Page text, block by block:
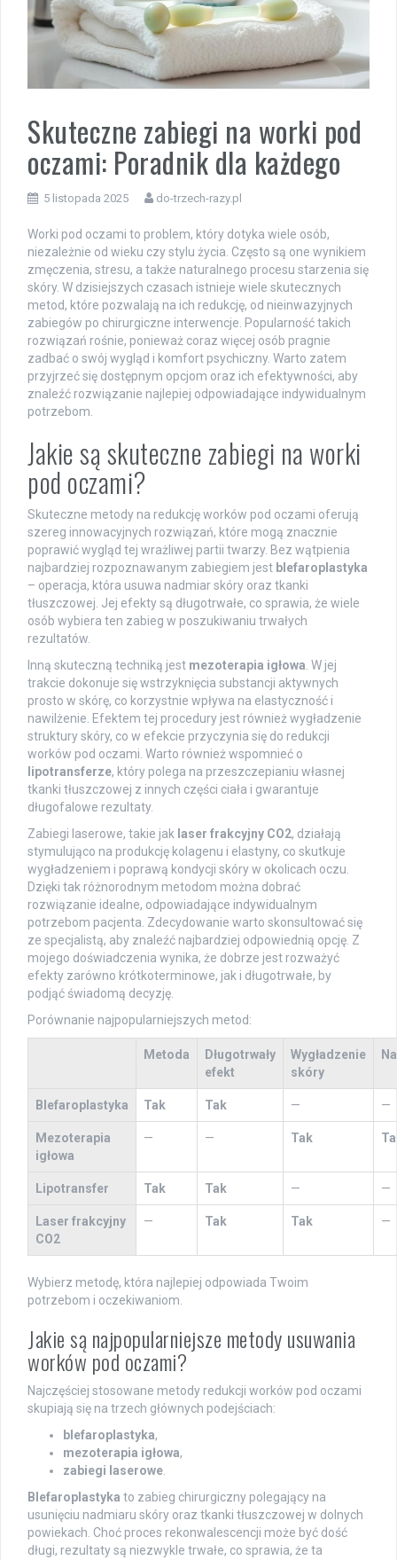
Skuteczne zabiegi na worki pod
oczami: Poradnik dla każdego
5 listopada 2025 do-trzech-razy.pl
Worki pod oczami to problem, który dotyka wiele osób,
niezależnie od wieku czy stylu życia. Często są one wynikiem
zmęczenia, stresu, a także naturalnego procesu starzenia się
skóry. W dzisiejszych czasach istnieje wiele skutecznych
metod, które pozwalają na ich redukcję, od nieinwazyjnych
zabiegów po chirurgiczne interwencje. Popularność takich
rozwiązań rośnie, ponieważ coraz więcej osób pragnie
zadbać o swój wygląd i komfort psychiczny. Warto zatem
przyjrzeć się dostępnym opcjom oraz ich efektywności, aby
znaleźć rozwiązanie najlepiej odpowiadające indywidualnym
potrzebom.
Jakie są skuteczne zabiegi na worki
pod oczami?
Skuteczne metody na redukcję worków pod oczami oferują
szereg innowacyjnych rozwiązań, które mogą znacznie
poprawić wygląd tej wrażliwej partii twarzy. Bez wątpienia
najbardziej rozpoznawanym zabiegiem jest blefaroplastyka
– operacja, która usuwa nadmiar skóry oraz tkanki
tłuszczowej. Jej efekty są długotrwałe, co sprawia, że wiele
osób wybiera ten zabieg w poszukiwaniu trwałych
rezultatów.
Inną skuteczną techniką jest mezoterapia igłowa. W jej
trakcie dokonuje się wstrzyknięcia substancji aktywnych
prosto w skórę, co korzystnie wpływa na elastyczność i
nawilżenie. Efektem tej procedury jest również wygładzenie
struktury skóry, co w efekcie przyczynia się do redukcji
worków pod oczami. Warto również wspomnieć o
lipotransferze, który polega na przeszczepianiu własnej
tkanki tłuszczowej z innych części ciała i gwarantuje
długofalowe rezultaty.
Zabiegi laserowe, takie jak laser frakcyjny CO2, działają
stymulująco na produkcję kolagenu i elastyny, co skutkuje
wygładzeniem i poprawą kondycji skóry w okolicach oczu.
Dzięki tak różnorodnym metodom można dobrać
rozwiązanie idealne, odpowiadające indywidualnym
potrzebom pacjenta. Zdecydowanie warto skonsultować się
ze specjalistą, aby znaleźć najbardziej odpowiednią opcję. Z
mojego doświadczenia wynika, że dobrze jest rozważyć
efekty zarówno krótkoterminowe, jak i długotrwałe, by
podjąć świadomą decyzję.
Porównanie najpopularniejszych metod:
Metoda
Długotrwały
efekt
Wygładzenie
skóry
Blefaroplastyka Tak Tak — —
Mezoterapia
igłowa
— — Tak
Lipotransfer Tak Tak — —
Laser frakcyjny
CO2
— Tak Tak —
Wybierz metodę, która najlepiej odpowiada Twoim
potrzebom i oczekiwaniom.
Jakie są najpopularniejsze metody usuwania
worków pod oczami?
Najczęściej stosowane metody redukcji worków pod oczami
skupiają się na trzech głównych podejściach:
blefaroplastyka,
mezoterapia igłowa,
zabiegi laserowe.
Blefaroplastyka to zabieg chirurgiczny polegający na
usunięciu nadmiaru skóry oraz tkanki tłuszczowej w dolnych
powiekach. Choć proces rekonwalescencji może być dość
długi, rezultaty są niezwykle trwałe, co sprawia, że ta